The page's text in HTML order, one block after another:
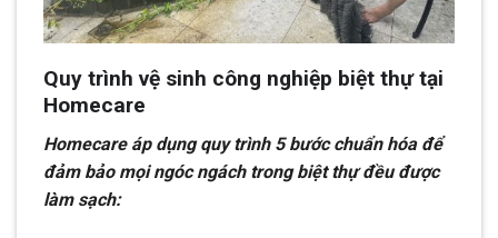
Quy trình vệ sinh công nghiệp biệt thự tại
Homecare
Homecare áp dụng quy trình 5 bước chuẩn hóa để
đảm bảo mọi ngóc ngách trong biệt thự đều được
làm sạch: